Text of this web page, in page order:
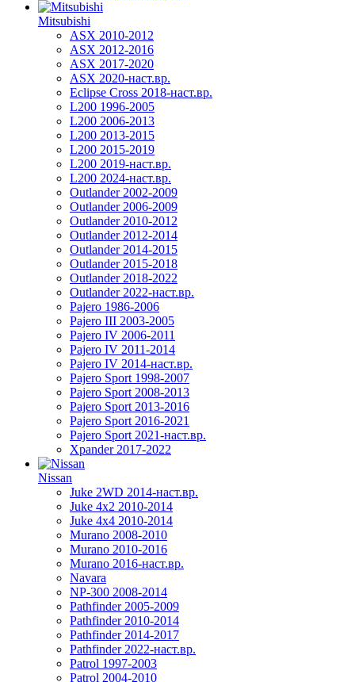
Mitsubishi
ASX 2010-2012
ASX 2012-2016
ASX 2017-2020
ASX 2020-наст.вр.
Eclipse Cross 2018-наст.вр.
L200 1996-2005
L200 2006-2013
L200 2013-2015
L200 2015-2019
L200 2019-наст.вр.
L200 2024-наст.вр.
Outlander 2002-2009
Outlander 2006-2009
Outlander 2010-2012
Outlander 2012-2014
Outlander 2014-2015
Outlander 2015-2018
Outlander 2018-2022
Outlander 2022-наст.вр.
Pajero 1986-2006
Pajero III 2003-2005
Pajero IV 2006-2011
Pajero IV 2011-2014
Pajero IV 2014-наст.вр.
Pajero Sport 1998-2007
Pajero Sport 2008-2013
Pajero Sport 2013-2016
Pajero Sport 2016-2021
Pajero Sport 2021-наст.вр.
Xpander 2017-2022
Nissan
Juke 2WD 2014-наст.вр.
Juke 4x2 2010-2014
Juke 4x4 2010-2014
Murano 2008-2010
Murano 2010-2016
Murano 2016-наст.вр.
Navara
NP-300 2008-2014
Pathfinder 2005-2009
Pathfinder 2010-2014
Pathfinder 2014-2017
Pathfinder 2022-наст.вр.
Patrol 1997-2003
Patrol 2004-2010